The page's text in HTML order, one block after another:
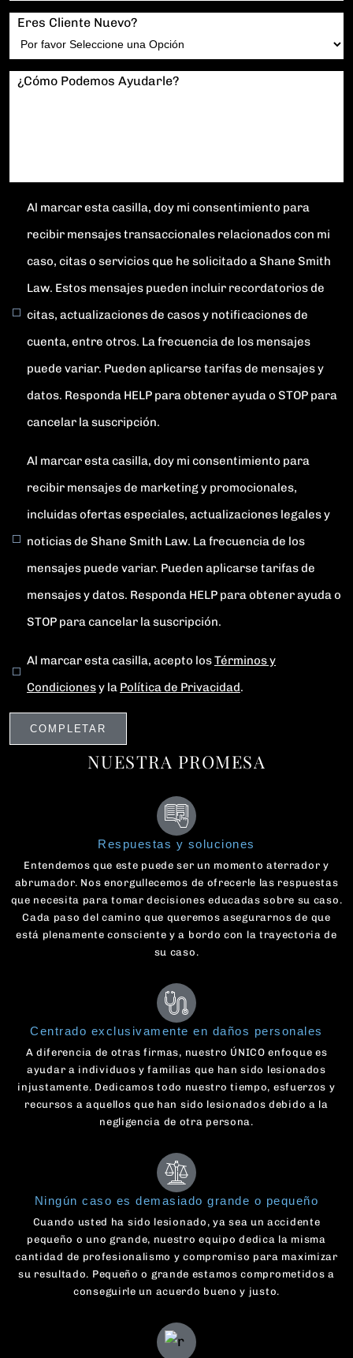
Eres Cliente Nuevo?
¿Cómo Podemos Ayudarle?
Al marcar esta casilla, doy mi consentimiento para
recibir mensajes transaccionales relacionados con mi
caso, citas o servicios que he solicitado a Shane Smith
Law. Estos mensajes pueden incluir recordatorios de
citas, actualizaciones de casos y notificaciones de
cuenta, entre otros. La frecuencia de los mensajes
puede variar. Pueden aplicarse tarifas de mensajes y
datos. Responda HELP para obtener ayuda o STOP para
cancelar la suscripción.
Al marcar esta casilla, doy mi consentimiento para
recibir mensajes de marketing y promocionales,
incluidas ofertas especiales, actualizaciones legales y
noticias de Shane Smith Law. La frecuencia de los
mensajes puede variar. Pueden aplicarse tarifas de
mensajes y datos. Responda HELP para obtener ayuda o
STOP para cancelar la suscripción.
Al marcar esta casilla, acepto losTérminos y
Condicionesy la Política de Privacidad.
NUESTRA PROMESA
Respuestas y soluciones
Entendemos que este puede ser un momento aterrador y
abrumador. Nos enorgullecemos de ofrecerle las respuestas
que necesita para tomar decisiones educadas sobre su caso.
Cada paso del camino que queremos asegurarnos de que
está plenamente consciente y a bordo con la trayectoria de
su caso.
Centrado exclusivamente en daños personales
A diferencia de otras firmas, nuestro ÚNICO enfoque es
ayudar a individuos y familias que han sido lesionados
injustamente. Dedicamos todo nuestro tiempo, esfuerzos y
recursos a aquellos que han sido lesionados debido a la
negligencia de otra persona.
Ningún caso es demasiado grande o pequeño
Cuando usted ha sido lesionado, ya sea un accidente
pequeño o uno grande, nuestro equipo dedica la misma
cantidad de profesionalismo y compromiso para maximizar
su resultado. Pequeño o grande estamos comprometidos a
conseguirle un acuerdo bueno y justo.